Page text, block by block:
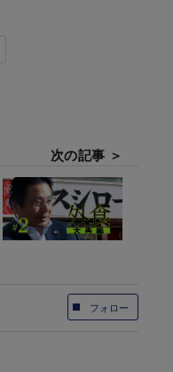
次の記事 ＞
フォロー